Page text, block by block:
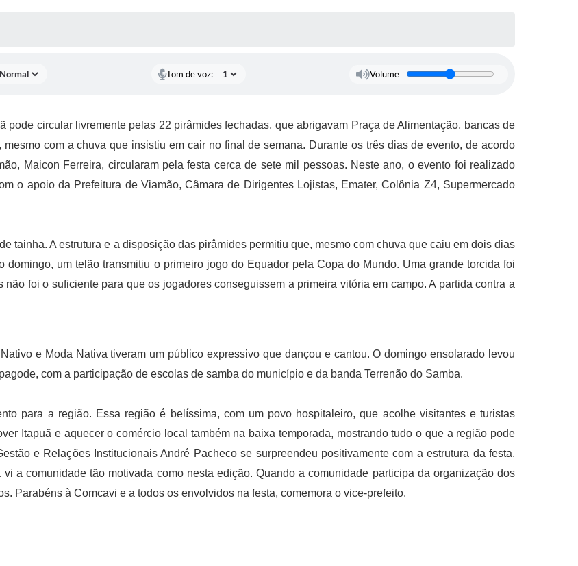
Tom de voz: Volume
pode circular livremente pelas 22 pirâmides fechadas, que abrigavam Praça de Alimentação, bancas de
com a chuva que insistiu em cair no final de semana. Durante os três dias de evento, de acordo
Maicon Ferreira, circularam pela festa cerca de sete mil pessoas. Neste ano, o evento foi realizado
o apoio da Prefeitura de Viamão, Câmara de Dirigentes Lojistas, Emater, Colônia Z4, Supermercado
tainha. A estrutura e a disposição das pirâmides permitiu que, mesmo com chuva que caiu em dois dias
domingo, um telão transmitiu o primeiro jogo do Equador pela Copa do Mundo. Uma grande torcida foi
foi o suficiente para que os jogadores conseguissem a primeira vitória em campo. A partida contra a
e Moda Nativa tiveram um público expressivo que dançou e cantou. O domingo ensolarado levou
com a participação de escolas de samba do município e da banda Terrenão do Samba.
para a região. Essa região é belíssima, com um povo hospitaleiro, que acolhe visitantes e turistas
Itapuã e aquecer o comércio local também na baixa temporada, mostrando tudo o que a região pode
e Relações Institucionais André Pacheco se surpreendeu positivamente com a estrutura da festa.
a comunidade tão motivada como nesta edição. Quando a comunidade participa da organização dos
Parabéns à Comcavi e a todos os envolvidos na festa, comemora o vice-prefeito.